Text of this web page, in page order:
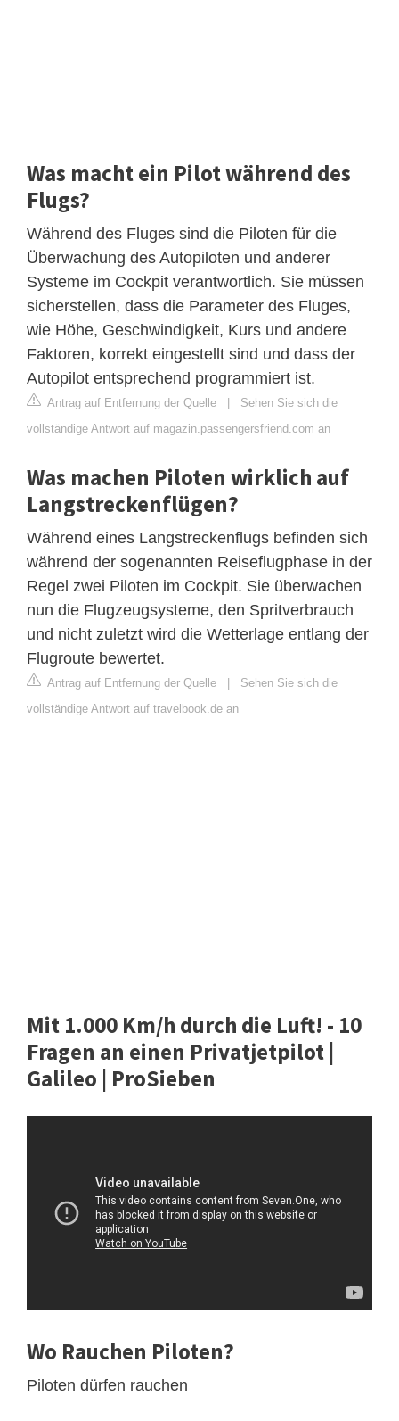
Was macht ein Pilot während des
Flugs?
Während des Fluges sind die Piloten für die
Überwachung des Autopiloten und anderer
Systeme im Cockpit verantwortlich. Sie müssen
sicherstellen, dass die Parameter des Fluges,
wie Höhe, Geschwindigkeit, Kurs und andere
Faktoren, korrekt eingestellt sind und dass der
Autopilot entsprechend programmiert ist.
Antrag auf Entfernung der Quelle
Sehen Sie sich die
vollständige Antwort auf magazin.passengersfriend.com an
Was machen Piloten wirklich auf
Langstreckenflügen?
Während eines Langstreckenflugs befinden sich
während der sogenannten Reiseflugphase in der
Regel zwei Piloten im Cockpit. Sie überwachen
nun die Flugzeugsysteme, den Spritverbrauch
und nicht zuletzt wird die Wetterlage entlang der
Flugroute bewertet.
Antrag auf Entfernung der Quelle
Sehen Sie sich die
vollständige Antwort auf travelbook.de an
Mit 1.000 Km/h durch die Luft! - 10
Fragen an einen Privatjetpilot |
Galileo | ProSieben
Wo Rauchen Piloten?
Piloten dürfen rauchen